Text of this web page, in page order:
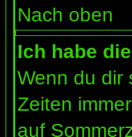
Nach oben
Ich habe
Wenn du dir
Zeiten
auf